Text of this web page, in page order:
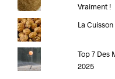
Vraiment !
La
Top 7 Des
2025